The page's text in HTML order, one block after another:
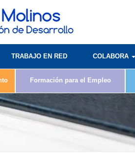
TRABAJO EN RED COLABORA
Formación para el Empleo